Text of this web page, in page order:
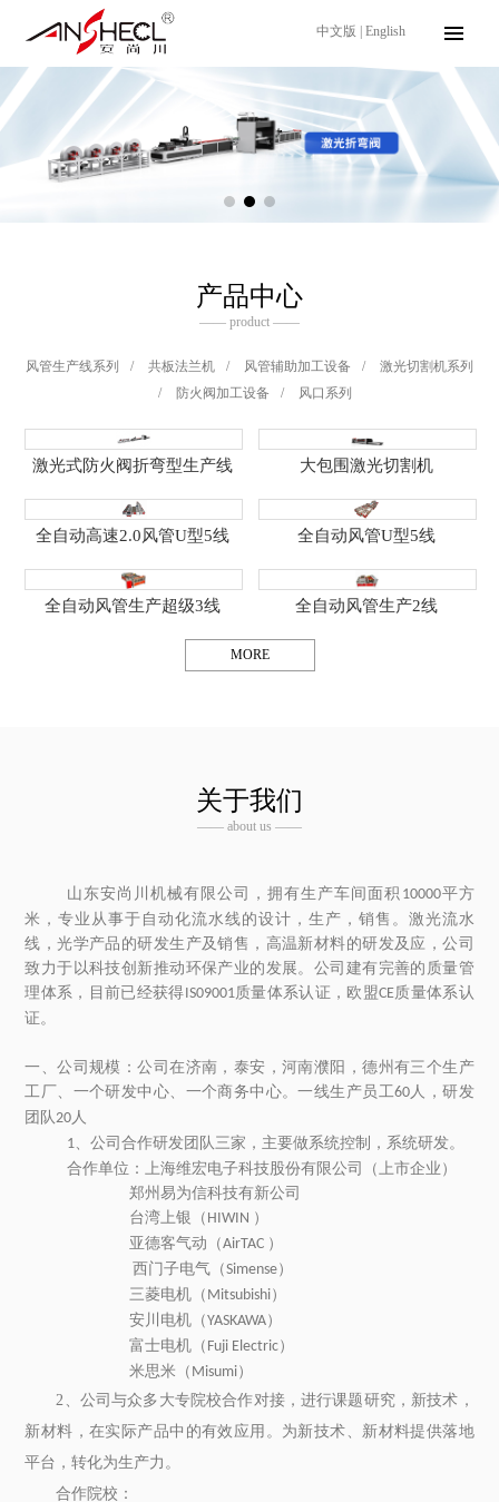
中文版 English
产品中心
—— product ——
风管生产线系列 / 共板法兰机 / 风管辅助加工设备 /
激光切割机系列
/
防火阀加工设备 / 风口系列
激光式防火阀折弯型生产线 大包围激光切割机
全自动高速2.0风管U型5线 全自动风管U型5线
全自动风管生产超级3线 全自动风管生产2线
MORE
关于我们
—— about us ——
山东安尚川机械有限公司，拥有生产车间面积 10000平方
米，专业从事于自动化流水线的设计，生产，销售。激光流水
线，光学产品的研发生产及销售，高温新材料的研发及应，公司
致力于以科技创新推动环保产业的发展。公司建有完善的质量管
理体系，目前已经获得IS09001质量体系认证，欧盟CE质量体系认
证。
一、公司规模：公司在济南，泰安，河南濮阳，德州有三个生产
工厂、一个研发中心、一个商务中心。一线生产员工60人，研发
团队20人
1、公司合作研发团队三家，主要做系统控制，系统研发。
合作单位：上海维宏电子科技股份有限公司（上市企业）
郑州易为信科技有新公司
台湾上银（ HIWIN ）
亚德客气动（AirTAC ）
西门子电气（Simense）
三菱电机（ Mitsubishi）
安川电机（YASKAWA）
富士电机（ Fuji Electric）
米思米（ Misumi）
2、公司与众多大专院校合作对接，进行课题研究，新技术，
新材料，在实际产品中的有效应用。为新技术、新材料提供落地
平台，转化为生产力。
合作院校：